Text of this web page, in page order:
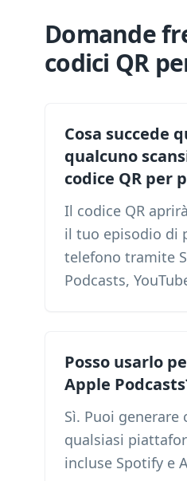
Domande
codici QR
Cosa succede
qualcuno
codice QR per
Il codice QR
il tuo episodio di
telefono tramite
Podcasts,
Posso usarlo
Apple
Sì. Puoi generare
qualsiasi
incluse Spotify e